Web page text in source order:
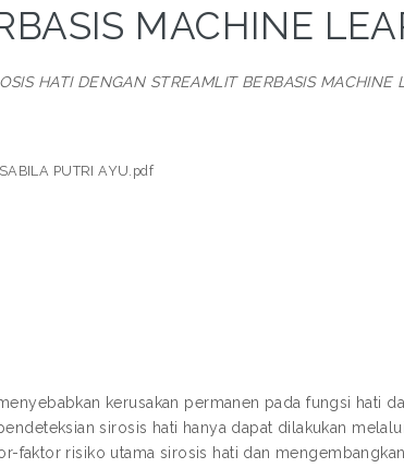
MACHINE
HATI DENGAN STREAMLIT BERBASIS MACHINE
PUTRI AYU.pdf
kerusakan permanen pada fungsi hati
sirosis hati hanya dapat dilakukan melalui
faktor risiko utama sirosis hati dan